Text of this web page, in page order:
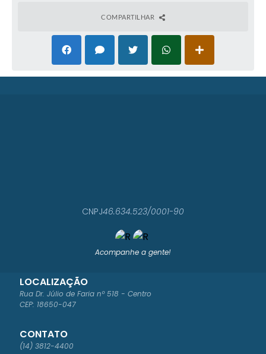
COMPARTILHAR
Acompanhe a gente!
LOCALIZAÇÃO
Rua Dr. Júlio de Faria nº 518 - Centro
CEP: 18650-047
CONTATO
(14) 3812-4400
CNPJ46.634.523/0001-90